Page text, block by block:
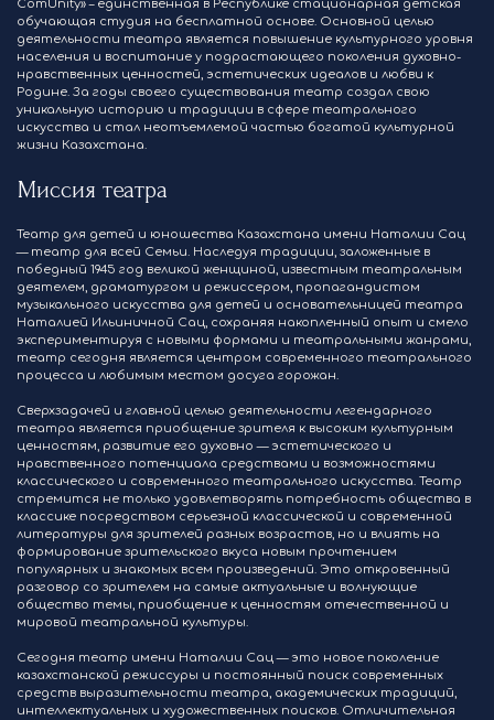
ComUnity» – единственная в Республике стационарная детская
обучающая студия на бесплатной основе. Основной целью
деятельности театра является повышение культурного уровня
населения и воспитание у подрастающего поколения духовно-
нравственных ценностей, эстетических идеалов и любви к
Родине. За годы своего существования театр создал свою
уникальную историю и традиции в сфере театрального
искусства и стал неотъемлемой частью богатой культурной
жизни Казахстана.
Миссия театра
Театр для детей и юношества Казахстана имени Наталии Сац
— театр для всей Семьи. Наследуя традиции, заложенные в
победный 1945 год великой женщиной, известным театральным
деятелем, драматургом и режиссером, пропагандистом
музыкального искусства для детей и основательницей театра
Наталией Ильиничной Сац, сохраняя накопленный опыт и смело
экспериментируя с новыми формами и театральными жанрами,
театр сегодня является центром современного театрального
процесса и любимым местом досуга горожан.
Сверхзадачей и главной целью деятельности легендарного
театра является приобщение зрителя к высоким культурным
ценностям, развитие его духовно — эстетического и
нравственного потенциала средствами и возможностями
классического и современного театрального искусства. Театр
стремится не только удовлетворять потребность общества в
классике посредством серьезной классической и современной
литературы для зрителей разных возрастов, но и влиять на
формирование зрительского вкуса новым прочтением
популярных и знакомых всем произведений. Это откровенный
разговор со зрителем на самые актуальные и волнующие
общество темы, приобщение к ценностям отечественной и
мировой театральной культуры.
Сегодня театр имени Наталии Сац — это новое поколение
казахстанской режиссуры и постоянный поиск современных
средств выразительности театра, академических традиций,
интеллектуальных и художественных поисков. Отличительная